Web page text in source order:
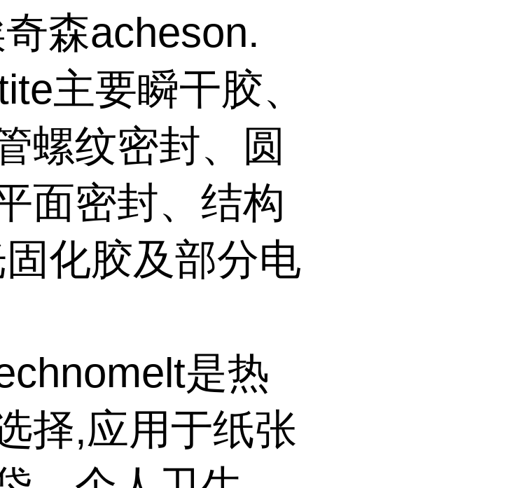
森acheson.
主要瞬干胶、
螺纹密封、圆
面密封、结构
化胶及部分电
是热
择,应用于纸张